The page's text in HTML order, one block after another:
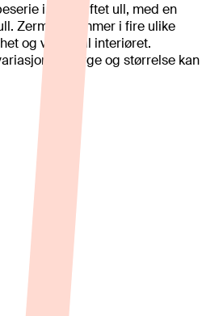
i håndtuftet ull, med en
Zermatt kommer i fire ulike
og varme til interiøret.
i farge og størrelse kan